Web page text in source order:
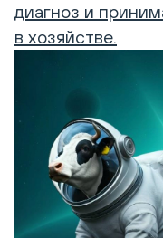
диагноз и
в хозяйстве.